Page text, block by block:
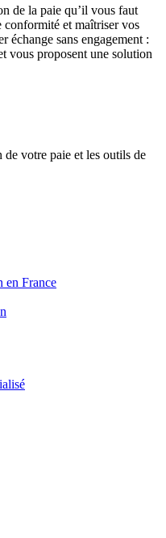
de la paie qu’il vous faut
conformité et maîtriser vos
échange sans engagement :
vous proposent une solution
de votre paie et les outils de
en France